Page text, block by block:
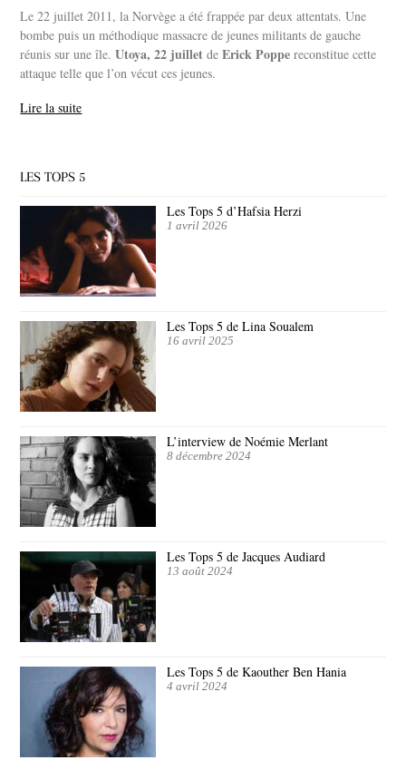
Le 22 juillet 2011, la Norvège a été frappée par deux attentats. Une
bombe puis un méthodique massacre de jeunes militants de gauche
réunis sur une île.Utoya, 22 juillet deErick Poppe reconstitue cette
attaque telle que l’on vécut ces jeunes.
Lire la suite
LES TOPS 5
Les Tops 5 d’Hafsia Herzi
1 avril 2026
Les Tops 5 de Lina Soualem
16 avril 2025
L’interview de Noémie Merlant
8 décembre 2024
Les Tops 5 de Jacques Audiard
13 août 2024
Les Tops 5 de Kaouther Ben Hania
4 avril 2024